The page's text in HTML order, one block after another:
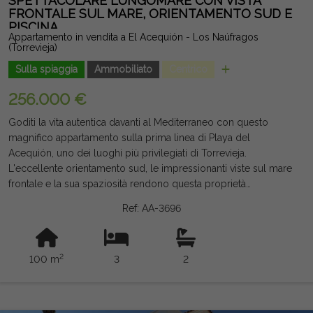
di vista legale, e possono contenere errori.
FRONTALE SUL MARE, ORIENTAMENTO SUD E
PISCINA
Appartamento in vendita a El Acequión - Los Naúfragos
(Torrevieja)
Sulla spiaggia
Ammobiliato
256.000 €
Goditi la vita autentica davanti al Mediterraneo con questo
magnifico appartamento sulla prima linea di Playa del
Acequión, uno dei luoghi più privilegiati di Torrevieja.
L'eccellente orientamento sud, le impressionanti viste sul mare
frontale e la sua spaziosità rendono questa proprietà
una vacanza indimenticabile. Con 100 m² costruiti, la casa offre
una disposizione confortevole con 3 grandi camere da letto, 2
bagni completi, un soggiorno-sala da pranzo luminosa e una
cucina indipendente completamente funzionale. La sua ampia
Ref: AA-3696
100 m2 3 2